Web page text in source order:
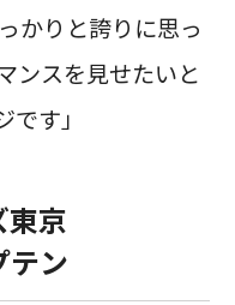
かりと誇りに思っ
ンスを見せたいと
す」
東京
テン